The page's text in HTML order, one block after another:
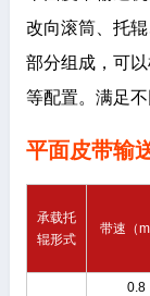
改向滚筒、托
部分组成，可
等配置。满足不
平面皮带输
承载托
辊形式
带速（
0.8